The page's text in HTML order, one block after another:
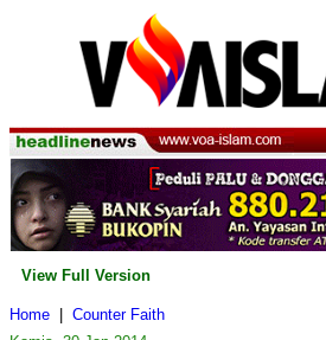
View Full Version
Home
Counter Faith